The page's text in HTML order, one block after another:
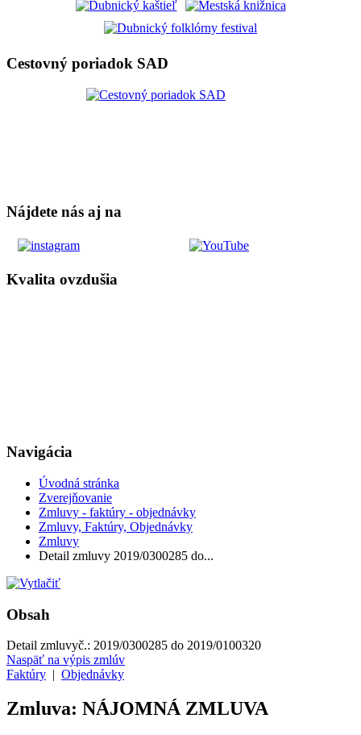
Cestovný poriadok SAD
Nájdete nás aj na
Kvalita ovzdušia
Navigácia
Úvodná stránka
Zverejňovanie
Zmluvy - faktúry - objednávky
Zmluvy, Faktúry, Objednávky
Zmluvy
Detail zmluvy 2019/0300285 do...
Obsah
Detail zmluvyč.: 2019/0300285 do 2019/0100320
Naspäť na výpis zmlúv
Faktúry | Objednávky
Zmluva: NÁJOMNÁ ZMLUVA